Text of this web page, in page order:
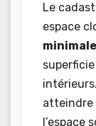
Le
espace
atteindre
l’espace